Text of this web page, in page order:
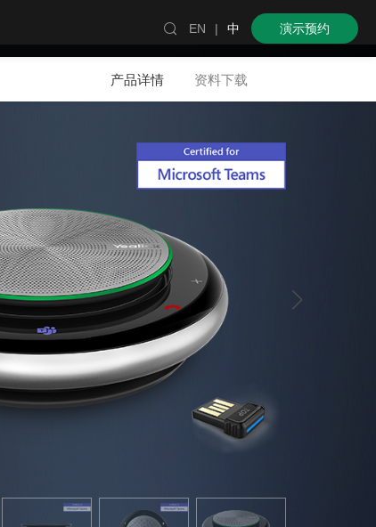
 EN | 中 演示预约
产品详情 资料下载